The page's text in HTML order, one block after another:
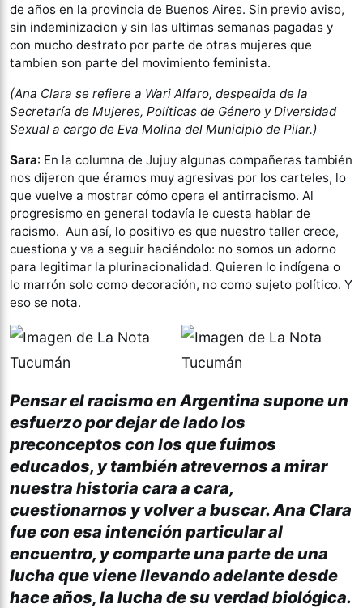
de años en la provincia de Buenos Aires. Sin previo aviso,
sin indeminizacion y sin las ultimas semanas pagadas y
con mucho destrato por parte de otras mujeres que
tambien son parte del movimiento feminista.
(Ana Clara se refiere a Wari Alfaro, despedida de la
Secretaría de Mujeres, Políticas de Género y Diversidad
Sexual a cargo de Eva Molina del Municipio de Pilar.)
Sara: En la columna de Jujuy algunas compañeras también
nos dijeron que éramos muy agresivas por los carteles, lo
que vuelve a mostrar cómo opera el antirracismo. Al
progresismo en general todavía le cuesta hablar de
racismo. Aun así, lo positivo es que nuestro taller crece,
cuestiona y va a seguir haciéndolo: no somos un adorno
para legitimar la plurinacionalidad. Quieren lo indígena o
lo marrón solo como decoración, no como sujeto político. Y
eso se nota.
Pensar el racismo en Argentina supone un
esfuerzo por dejar de lado los
preconceptos con los que fuimos
educados, y también atrevernos a mirar
nuestra historia cara a cara,
cuestionarnos y volver a buscar. Ana Clara
fue con esa intención particular al
encuentro, y comparte una parte de una
lucha que viene llevando adelante desde
hace años, la lucha de su verdad biológica.